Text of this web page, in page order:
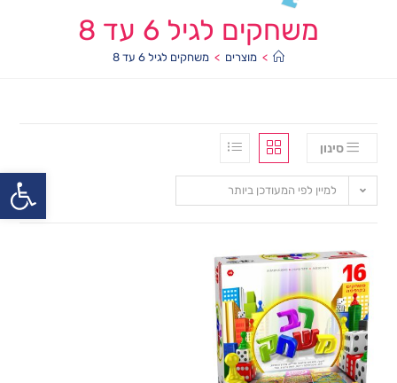
משחקים לגיל 6 עד 8
> מוצרים > משחקים לגיל 6 עד 8
סינון
למיין לפי המעודכן ביותר